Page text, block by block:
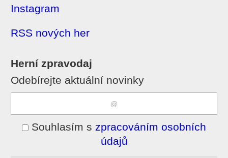
Instagram
RSS nových her
Herní zpravodaj
Odebírejte aktuální novinky
Souhlasím s zpracováním osobních
údajů